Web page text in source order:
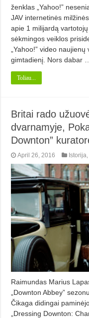
ženklas „Yahoo!”
JAV internetinės
apie 1 milijardą
sėkmingos veiklos
„Yahoo!” video
gimtadienį. Nors dabar …
Toliau...
Britai rado
dvarnamyje,
Downton”
April 26, 2016 Istorija
Raimundas Marius
„Downton Abbey”
Čikaga didingai
„Dressing Downton: